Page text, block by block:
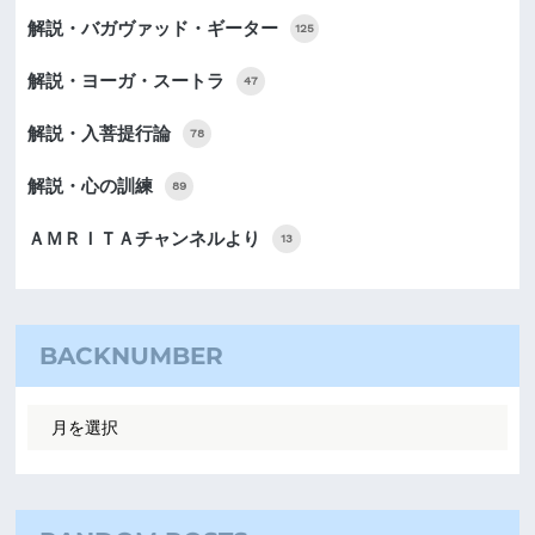
解説・バガヴァッド・ギーター 125
解説・ヨーガ・スートラ 47
解説・入菩提行論 78
解説・心の訓練 89
ＡＭＲＩＴＡチャンネルより 13
BACKNUMBER